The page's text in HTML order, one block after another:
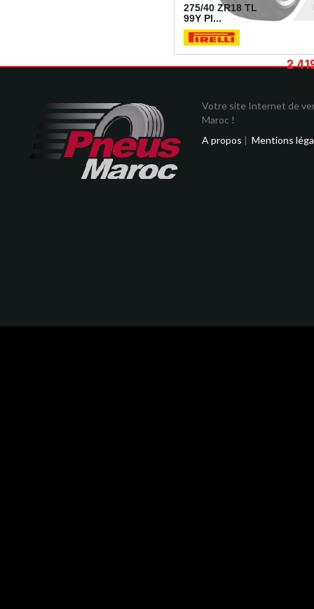
275/40 ZR18 TL
99Y PI...
2
Votre site Internet de
Maroc !
A propos | Mentions